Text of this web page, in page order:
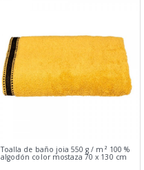
Toalla de baño joia 550 g / m² 100 %
algodón color mostaza 70 x 130 cm